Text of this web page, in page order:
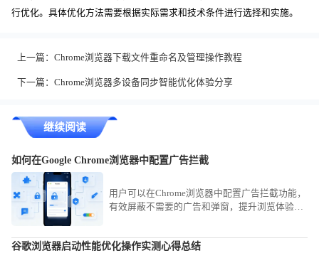
行优化。具体优化方法需要根据实际需求和技术条件进行选择和实施。
上一篇： Chrome浏览器下载文件重命名及管理操作教程
下一篇： Chrome浏览器多设备同步智能优化体验分享
继续阅读
如何在Google Chrome浏览器中配置广告拦截
用户可以在Chrome浏览器中配置广告拦截功能，
有效屏蔽不需要的广告和弹窗，提升浏览体验并
谷歌浏览器启动性能优化操作实测心得总结